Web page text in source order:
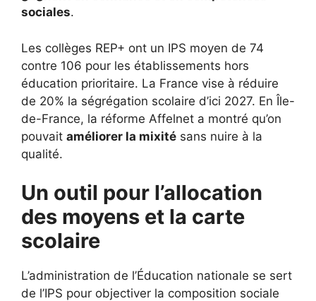
sociales.
Les collèges REP+ ont un IPS moyen de 74
contre 106 pour les établissements hors
éducation prioritaire. La France vise à réduire
de 20% la ségrégation scolaire d’ici 2027. En Île-
de-France, la réforme Affelnet a montré qu’on
pouvait améliorer la mixité sans nuire à la
qualité.
Un outil pour l’allocation
des moyens et la carte
scolaire
L’administration de l’Éducation nationale se sert
de l’IPS pour objectiver la composition sociale